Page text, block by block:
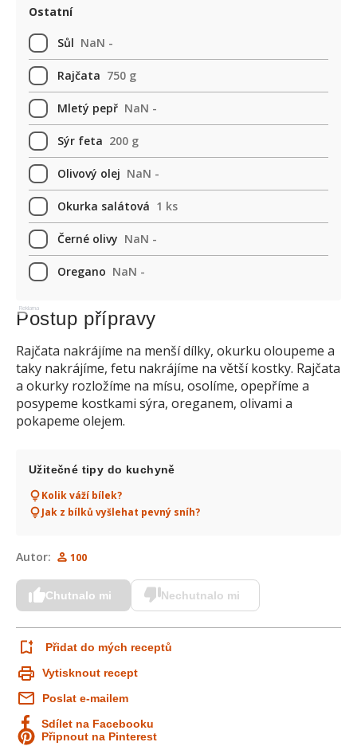
Ostatní
Sůl NaN -
Rajčata 750 g
Mletý pepř NaN -
Sýr feta 200 g
Olivový olej NaN -
Okurka salátová 1 ks
Černé olivy NaN -
Oregano NaN -
Reklama
Postup přípravy
Rajčata nakrájíme na menší dílky, okurku oloupeme a
taky nakrájíme, fetu nakrájíme na větší kostky. Rajčata
a okurky rozložíme na mísu, osolíme, opepříme a
posypeme kostkami sýra, oreganem, olivami a
pokapeme olejem.
Užitečné tipy do kuchyně
Kolik váží bílek?
Jak z bílků vyšlehat pevný sníh?
Autor: 100
Chutnalo mi Nechutnalo mi
Přidat do mých receptů
Vytisknout recept
Poslat e-mailem
Sdílet na Facebooku
Připnout na Pinterest